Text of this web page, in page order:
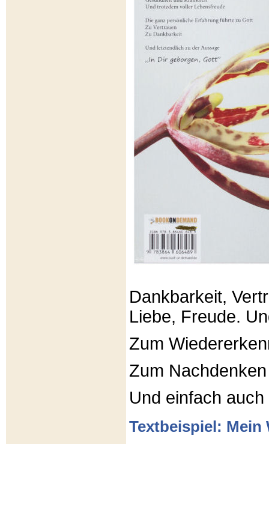
Dankbarkeit,
Liebe, Freude.
Zum
Zum Nachdenken
Und einfach
Textbeispiel: Mein